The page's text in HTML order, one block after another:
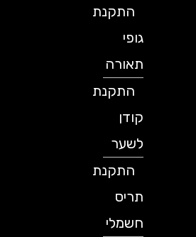
התקנת
תאורה
התקנת
לשער
התקנת
תריס
חשמלי